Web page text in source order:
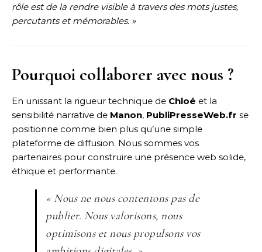
rôle est de la rendre visible à travers des mots justes,
percutants et mémorables. »
Pourquoi collaborer avec nous ?
En unissant la rigueur technique de Chloé et la
sensibilité narrative de Manon, PubliPresseWeb.fr se
positionne comme bien plus qu’une simple
plateforme de diffusion. Nous sommes vos
partenaires pour construire une présence web solide,
éthique et performante.
« Nous ne nous contentons pas de
publier. Nous valorisons, nous
optimisons et nous propulsons vos